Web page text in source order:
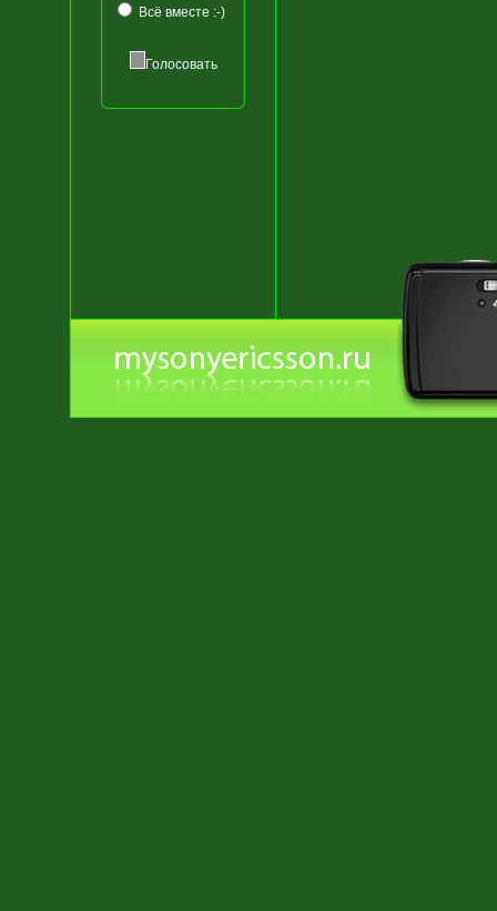
Всё вместе :-)
Голосовать